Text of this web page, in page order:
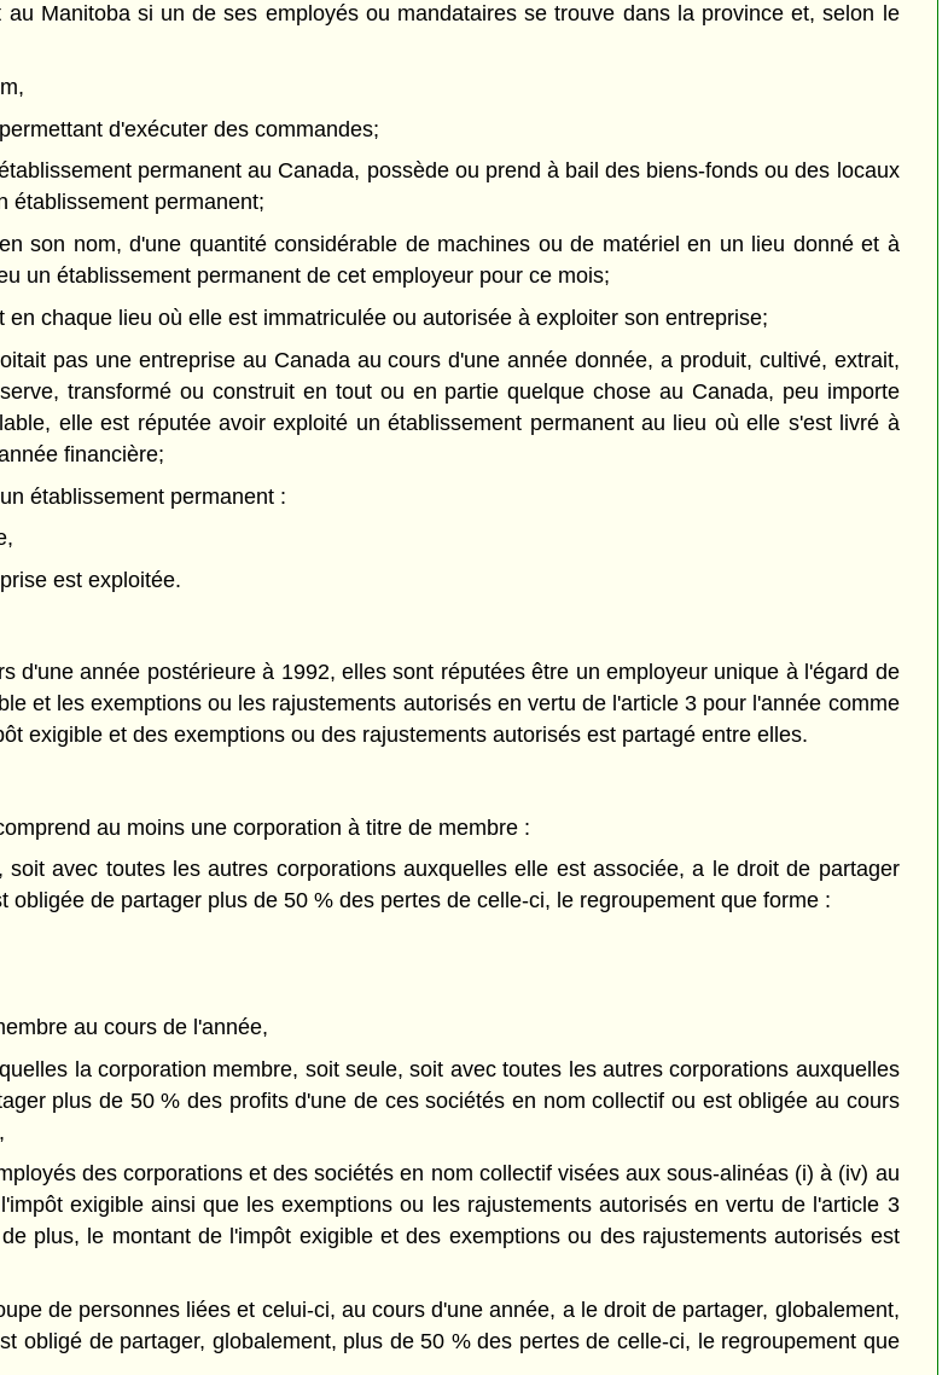
Manitoba si un de ses employés ou mandataires se trouve dans la province et, selon le
d'exécuter des commandes;
permanent au Canada, possède ou prend à bail des biens-fonds ou des locaux
établissement permanent;
son nom, d'une quantité considérable de machines ou de matériel en un lieu donné et à
un établissement permanent de cet employeur pour ce mois;
chaque lieu où elle est immatriculée ou autorisée à exploiter son entreprise;
pas une entreprise au Canada au cours d'une année donnée, a produit, cultivé, extrait,
transformé ou construit en tout ou en partie quelque chose au Canada, peu importe
elle est réputée avoir exploité un établissement permanent au lieu où elle s'est livré à
financière;
établissement permanent :
est exploitée.
d'une année postérieure à 1992, elles sont réputées être un employeur unique à l'égard de
et les exemptions ou les rajustements autorisés en vertu de l'article 3 pour l'année comme
exigible et des exemptions ou des rajustements autorisés est partagé entre elles.
au moins une corporation à titre de membre :
avec toutes les autres corporations auxquelles elle est associée, a le droit de partager
de partager plus de 50 % des pertes de celle-ci, le regroupement que forme :
au cours de l'année,
la corporation membre, soit seule, soit avec toutes les autres corporations auxquelles
plus de 50 % des profits d'une de ces sociétés en nom collectif ou est obligée au cours
des corporations et des sociétés en nom collectif visées aux sous-alinéas (i) à (iv) au
exigible ainsi que les exemptions ou les rajustements autorisés en vertu de l'article 3
plus, le montant de l'impôt exigible et des exemptions ou des rajustements autorisés est
de personnes liées et celui-ci, au cours d'une année, a le droit de partager, globalement,
obligé de partager, globalement, plus de 50 % des pertes de celle-ci, le regroupement que